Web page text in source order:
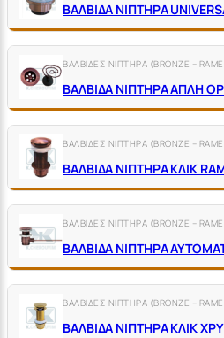
ΒΑΛΒΙΔΑ ΝΙΠΤΗΡΑ
ΒΑΛΒΙΔΕΣ ΝΙΠΤΗΡΑ (BRONZE –
ΒΑΛΒΙΔΑ ΝΙΠΤΗΡΑ ΑΠΛΗ
ΒΑΛΒΙΔΕΣ ΝΙΠΤΗΡΑ (BRONZE –
ΒΑΛΒΙΔΕΣ ΝΙΠΤΗΡΑ (BRONZE –
ΒΑΛΒΙΔΑ ΝΙΠΤΗΡΑ
ΒΑΛΒΙΔΕΣ ΝΙΠΤΗΡΑ (BRONZE –